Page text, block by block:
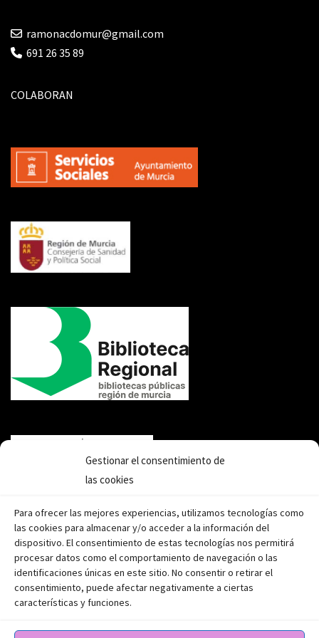
Gestionar el consentimiento de
las cookies
Para ofrecer las mejores experiencias, utilizamos tecnologías como
las cookies para almacenar y/o acceder a la información del
dispositivo. El consentimiento de estas tecnologías nos permitirá
procesar datos como el comportamiento de navegación o las
identificaciones únicas en este sitio. No consentir o retirar el
consentimiento, puede afectar negativamente a ciertas
características y funciones.
ramonacdomur@gmail.com
691 26 35 89
COLABORAN